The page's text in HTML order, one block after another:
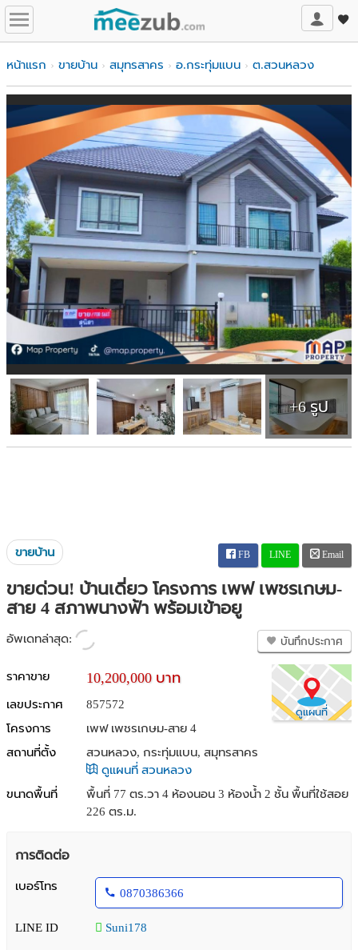
หน้าแรก ขายบ้าน สมุทรสาคร อ.กระทุ่มแบน ต.สวนหลวง
+6 รูป
ขายบ้าน FB LINE Email
ขายด่วน! บ้านเดี่ยว โครงการ เพฟ เพชรเกษม-
สาย 4 สภาพนางฟ้า พร้อมเข้าอยู
อัพเดทล่าสุด: บันทึกประกาศ
ดูแผนที่
ราคาขาย 10,200,000 บาท
เลขประกาศ
857572
โครงการ
เพฟ เพชรเกษม-สาย 4
สถานที่ตั้ง
สวนหลวง, กระทุ่มแบน, สมุทรสาคร
ดูแผนที่ สวนหลวง
ขนาดพื้นที่
พื้นที่ 77 ตร.วา 4 ห้องนอน 3 ห้องน้ำ 2 ชั้น พื้นที่ใช้สอย
226 ตร.ม.
การติดต่อ
เบอร์โทร
0870386366
LINE ID Suni178